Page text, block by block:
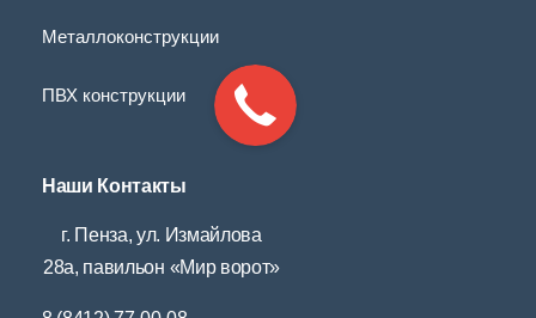
Металлоконструкции
ПВХ конструкции
Наши Контакты
г. Пенза, ул. Измайлова
28а, павильон «Мир ворот»